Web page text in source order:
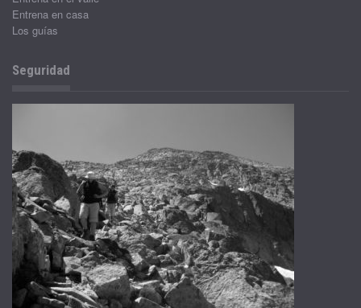
Entrena en casa
Los guías
Seguridad